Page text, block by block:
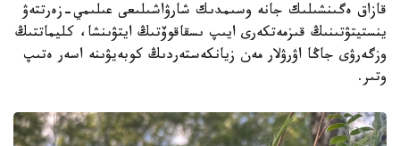
قازاق ەگىنشىلىك جانە وسىمدىك شارۋاشىلىعى عىلىمي-زەرتتەۋ
ينستيتۋتىنىڭ قىزمەتكەرى ايىپ ىسقاقوۆتىڭ ايتۋىنشا، كليماتتىڭ
وزگەرۋى جاڭا اۋرۋلار مەن زيانكەستەردىڭ كوبەيۋىنە اسەر ەتىپ
وتىر.